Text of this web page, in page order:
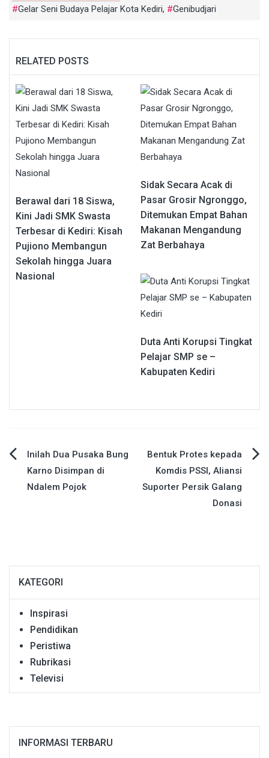
Gelar Seni Budaya Pelajar Kota Kediri, Genibudjari
RELATED POSTS
Berawal dari 18 Siswa,
Kini Jadi SMK Swasta
Terbesar di Kediri: Kisah
Pujiono Membangun
Sekolah hingga Juara
Nasional
Sidak Secara Acak di
Pasar Grosir Ngronggo,
Ditemukan Empat Bahan
Makanan Mengandung
Zat Berbahaya
Duta Anti Korupsi Tingkat
Pelajar SMP se –
Kabupaten Kediri
Navigasi
pos
Inilah Dua Pusaka Bung
Karno Disimpan di
Ndalem Pojok
Bentuk Protes kepada
Komdis PSSI, Aliansi
Suporter Persik Galang
Donasi
KATEGORI
Inspirasi
Pendidikan
Peristiwa
Rubrikasi
Televisi
INFORMASI TERBARU